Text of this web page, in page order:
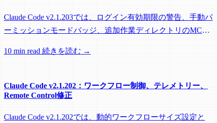
Claude Code v2.1.203では、ログイン有効期限の警告、手動パ
ーミッションモードバッジ、追加作業ディレクトリのMCP
パフォーマンスに関する多数の修正が含まれています。
10 min read 続きを読む →
Claude Code v2.1.202：ワークフロー制御、テレメトリー、
Remote Control修正
Claude Code v2.1.202では、動的ワークフローサイズ設定と